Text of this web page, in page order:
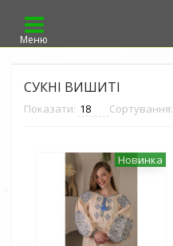
Меню
СУКНІ ВИШИТІ
Показати: Сортування:
Новинка